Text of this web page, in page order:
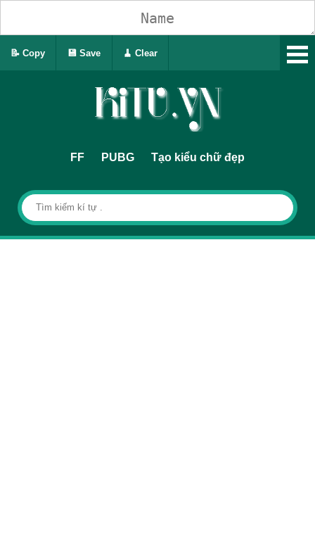
FF PUBG Tạo kiểu chữ đẹp
📝 Copy 💾 Save 🧹 Clear